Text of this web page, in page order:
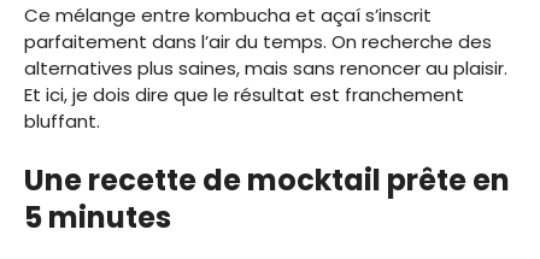
Ce mélange entre kombucha et açaí s’inscrit
parfaitement dans l’air du temps. On recherche des
alternatives plus saines, mais sans renoncer au plaisir.
Et ici, je dois dire que le résultat est franchement
bluffant.
Une recette de mocktail prête en
5 minutes